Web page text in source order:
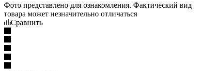
Фото представлено для ознакомления. Фактический вид
товара может незначительно отличаться
Сравнить